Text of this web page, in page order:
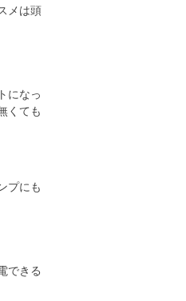
メは頭
になっ
くても
プにも
できる